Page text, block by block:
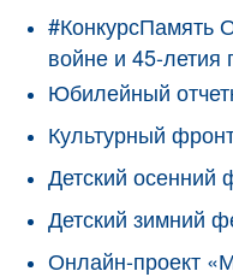
#КонкурсПамять
войне и 45-летия
Юбилейный
Культурный
Детский
Детский зимний
Онлайн-проект